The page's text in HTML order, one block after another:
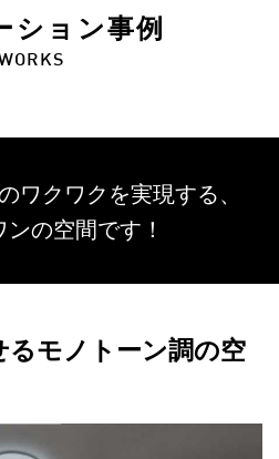
ション事例
ワクワクを実現する、
の空間です！
モノトーン調の空